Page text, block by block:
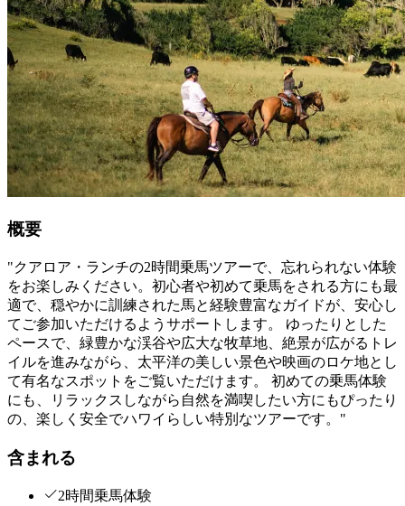
概要
"クアロア・ランチの2時間乗馬ツアーで、忘れられない体験
をお楽しみください。初心者や初めて乗馬をされる方にも最
適で、穏やかに訓練された馬と経験豊富なガイドが、安心し
てご参加いただけるようサポートします。 ゆったりとした
ペースで、緑豊かな渓谷や広大な牧草地、絶景が広がるトレ
イルを進みながら、太平洋の美しい景色や映画のロケ地とし
て有名なスポットをご覧いただけます。 初めての乗馬体験
にも、リラックスしながら自然を満喫したい方にもぴったり
の、楽しく安全でハワイらしい特別なツアーです。"
含まれる
2時間乗馬体験